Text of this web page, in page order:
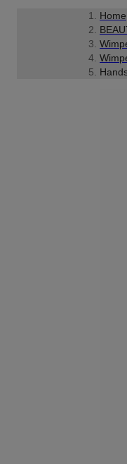
Home